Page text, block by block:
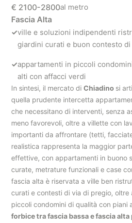
€ 2100-2800al metro
Fascia Alta
✓ville e soluzioni indipendenti
giardini curati e buon contesto di
✓appartamenti in piccoli
alti con affacci verdi
In sintesi, il mercato di Chiadino si
quella prudente intercetta
che necessitano di interventi, senza
meno favorevoli, oltre a villette con
importanti da affrontare (tetti,
realistica rappresenta la maggior
effettive, con appartamenti in buono
curate, metrature funzionali e case
fascia alta è riservata a ville ben
curati e contesti di via di pregio, oltre
piccoli condomini di qualità con piani
forbice tra fascia bassa e fascia alta